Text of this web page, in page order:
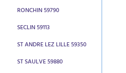
RONCHIN 59790
SECLIN 59113
ST ANDRE LEZ LILLE 59350
ST SAULVE 59880